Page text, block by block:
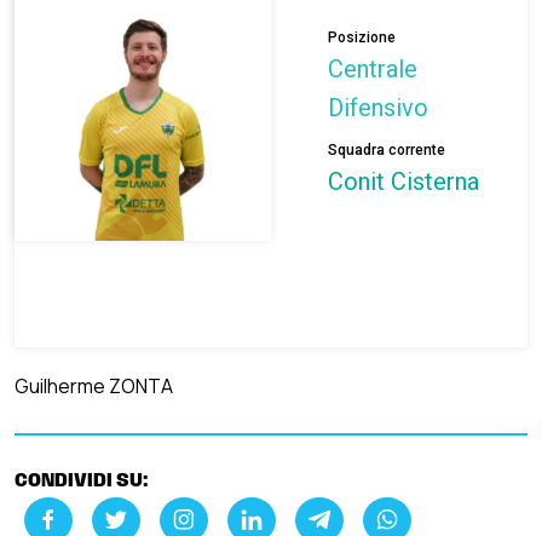
Posizione
Centrale
Difensivo
Squadra corrente
Conit Cisterna
Guilherme ZONTA
CONDIVIDI SU: